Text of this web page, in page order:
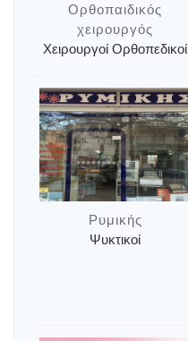
Ορθοπαιδικός
χειρουργός
Χειρουργοί Ορθοπεδικοί
Ρυμικής
Ψυκτικοί